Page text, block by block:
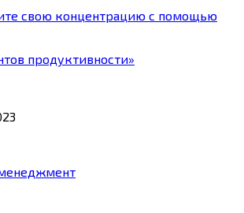
свою концентрацию с помощью
продуктивности»